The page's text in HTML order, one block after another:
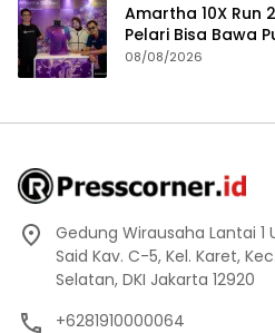
Amartha 10X Run
Pelari Bisa Bawa
08/08/2026
Gedung Wirausaha Lantai 1
Said Kav. C-5, Kel. Karet,
Selatan, DKI Jakarta 12920
+6281910000064